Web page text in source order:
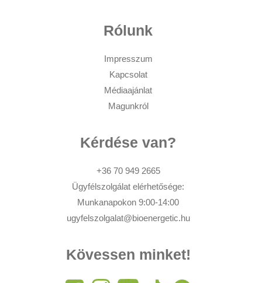
Rólunk
Impresszum
Kapcsolat
Médiaajánlat
Magunkról
Kérdése van?
+36 70 949 2665
Ügyfélszolgálat elérhetősége:
Munkanapokon 9:00-14:00
ugyfelszolgalat@bioenergetic.hu
Kövessen minket!